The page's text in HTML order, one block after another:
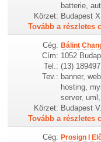
batterie,
Körzet: Budapest
Tovább a részletes
Cég: Bálint
Cím: 1052
Tel.: (13) 189497
Tev.: banner,
hosting,
server,
Körzet: Budapest
Tovább a részletes
Cég: Prosign I